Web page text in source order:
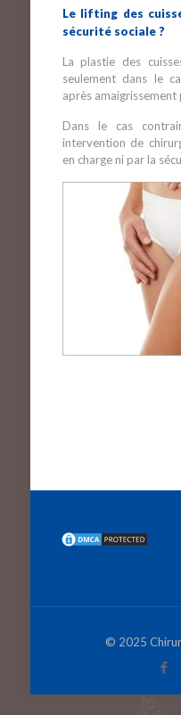
Le lifting des
sécurité sociale ?
La plastie des
seulement dans le
après
Dans le cas
intervention de
en charge ni par la
© 2025